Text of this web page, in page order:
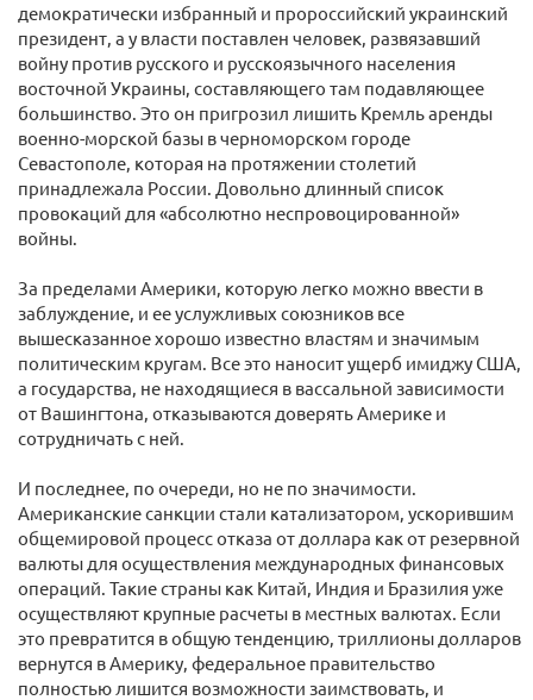
демократически избранный и пророссийский украинский
президент, а у власти поставлен человек, развязавший
войну против русского и русскоязычного населения
восточной Украины, составляющего там подавляющее
большинство. Это он пригрозил лишить Кремль аренды
военно-морской базы в черноморском городе
Севастополе, которая на протяжении столетий
принадлежала России. Довольно длинный список
провокаций для «абсолютно неспровоцированной»
войны.
За пределами Америки, которую легко можно ввести в
заблуждение, и ее услужливых союзников все
вышесказанное хорошо известно властям и значимым
политическим кругам. Все это наносит ущерб имиджу США,
а государства, не находящиеся в вассальной зависимости
от Вашингтона, отказываются доверять Америке и
сотрудничать с ней.
И последнее, по очереди, но не по значимости.
Американские санкции стали катализатором, ускорившим
общемировой процесс отказа от доллара как от резервной
валюты для осуществления международных финансовых
операций. Такие страны как Китай, Индия и Бразилия уже
осуществляют крупные расчеты в местных валютах. Если
это превратится в общую тенденцию, триллионы долларов
вернутся в Америку, федеральное правительство
полностью лишится возможности заимствовать, и